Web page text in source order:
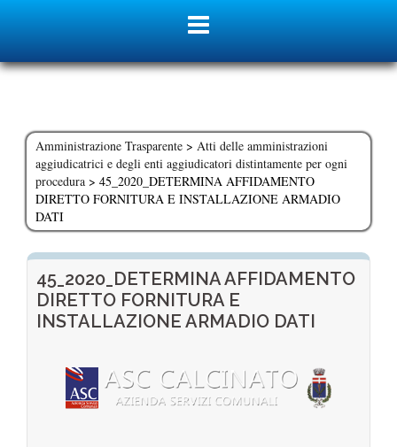
content
Amministrazione Trasparente > Atti delle amministrazioni
aggiudicatrici e degli enti aggiudicatori distintamente per ogni
procedura > 45_2020_DETERMINA AFFIDAMENTO
DIRETTO FORNITURA E INSTALLAZIONE ARMADIO
DATI
45_2020_DETERMINA AFFIDAMENTO
DIRETTO FORNITURA E
INSTALLAZIONE ARMADIO DATI